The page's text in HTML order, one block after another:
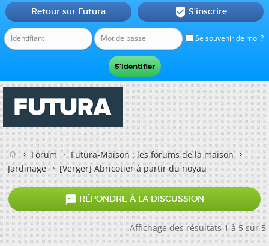
Se souvenir de moi ?
Retour sur Futura  S'inscrire
Forum
Futura-Maison : les forums de la maison
Jardinage
[Verger] Abricotier à partir du noyau
 RÉPONDRE À LA DISCUSSION
Affichage des résultats 1 à 5 sur 5